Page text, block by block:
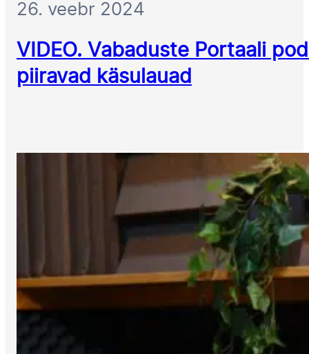
26. veebr 2024
VIDEO. Vabaduste Portaali
piiravad käsulauad